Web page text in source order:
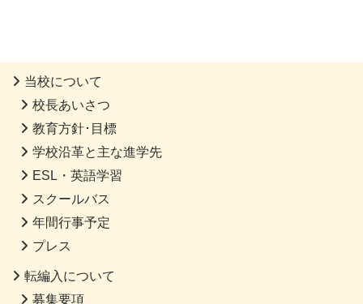
当校について
校長あいさつ
教育方針･目標
学校沿革と主な進学先
ESL・英語学習
スクールバス
年間行事予定
プレス
転編入について
募集要項